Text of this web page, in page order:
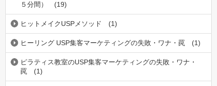
５分間）
(19)
ヒットメイクUSPメソッド (1)
ヒーリング USP集客マーケティングの失敗・ワナ・罠 (1)
ピラティス教室のUSP集客マーケティングの失敗・ワナ・
罠
(1)